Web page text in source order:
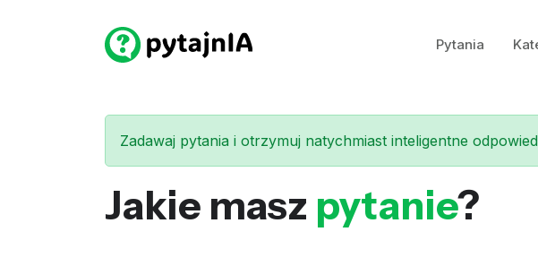
Pytania
Zadawaj pytania i otrzymuj natychmiast inteligentne
Jakie masz pytanie?